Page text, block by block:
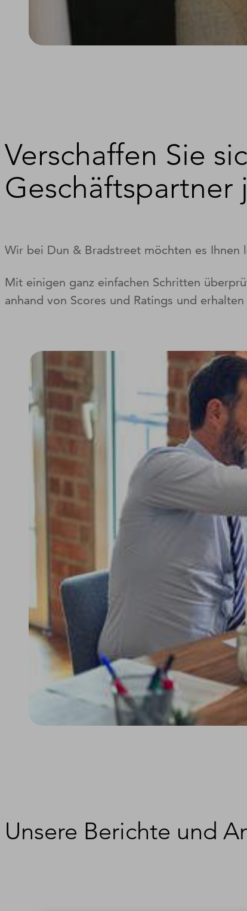
Verschaffen Sie
Geschäftspartner
Wir bei Dun & Bradstreet möchten es Ihnen
Mit einigen ganz einfachen Schritten
anhand von Scores und Ratings und
Unsere Berichte und